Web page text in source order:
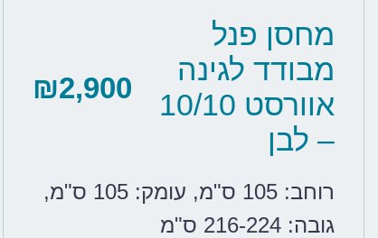
מחסן פנל
מבודד לגינה
אוורסט 10/10
– לבן
₪2,900
רוחב: 105 ס"מ , עומק: 105 ס"מ
,
גובה: 216-224 ס"מ